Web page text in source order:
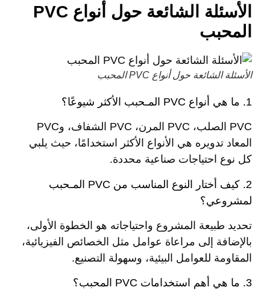
الأسئلة الشائعة حول أنواع PVC
المحبب
الأسئلة الشائعة حول أنواع PVC المحبب
1. ما هي أنواع PVC المـحبب الأكثر شيوعًا؟
PVC الصلب، PVC المرن، PVC الشفاف، وPVC
المعاد تدويره هي الأنواع الأكثر استخدامًا، حيث يلبي
كل نوع احتياجات صناعية محددة.
2. كيف أختار النوع المناسب من PVC المـحبب
لمشروعي؟
تحديد طبيعة المشروع واحتياجاته هو الخطوة الأولى،
بالإضافة إلى مراعاة عوامل مثل الخصائص الفيزيائية،
المقاومة للعوامل البيئية، وسهولة التصنيع.
3. ما هي أهم استخدامات PVC المحبب؟